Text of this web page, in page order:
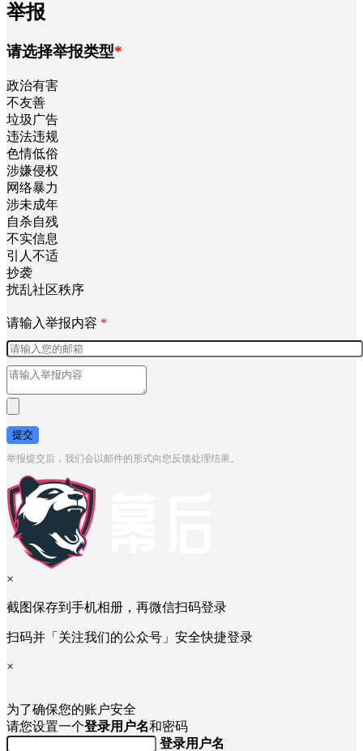
举报
请选择举报类型*
政治有害
不友善
垃圾广告
违法违规
色情低俗
涉嫌侵权
网络暴力
涉未成年
自杀自残
不实信息
引人不适
抄袭
扰乱社区秩序
请输入举报内容 *
提交
举报提交后，我们会以邮件的形式向您反馈处理结果。
×
截图保存到手机相册，再微信扫码登录
扫码并「关注我们的公众号」安全快捷登录
×
为了确保您的账户安全
请您设置一个登录用户名和密码
登录用户名